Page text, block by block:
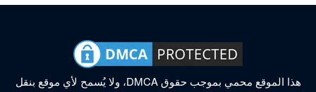
هذا الموقع محمي بموجب حقوق DMCA، ولا يُسمح لأي موقع بنقل